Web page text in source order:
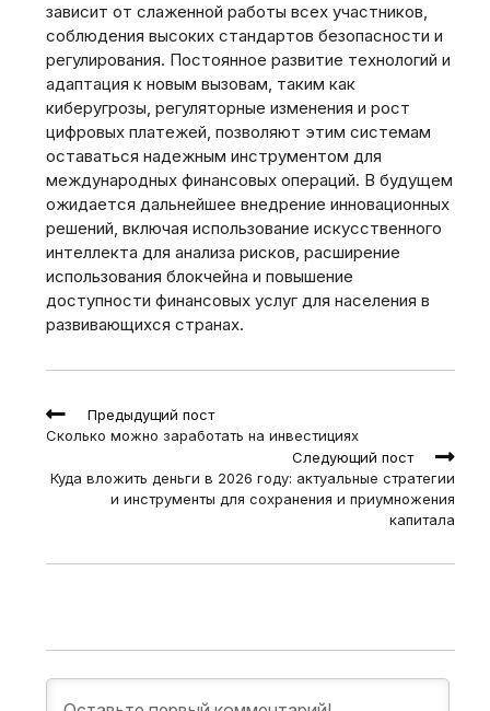
зависит от слаженной работы всех участников,
соблюдения высоких стандартов безопасности и
регулирования. Постоянное развитие технологий и
адаптация к новым вызовам, таким как
киберугрозы, регуляторные изменения и рост
цифровых платежей, позволяют этим системам
оставаться надежным инструментом для
международных финансовых операций. В будущем
ожидается дальнейшее внедрение инновационных
решений, включая использование искусственного
интеллекта для анализа рисков, расширение
использования блокчейна и повышение
доступности финансовых услуг для населения в
развивающихся странах.
Read
more
articles
Предыдущий пост
Сколько можно заработать на инвестициях
Следующий пост
Куда вложить деньги в 2026 году: актуальные стратегии
и инструменты для сохранения и приумножения
капитала